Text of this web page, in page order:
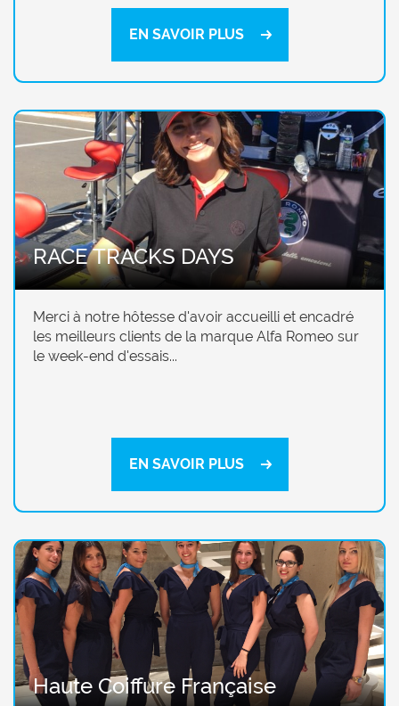
EN SAVOIR PLUS
RACE TRACKS DAYS
Merci à notre hôtesse d'avoir accueilli et encadré
les meilleurs clients de la marque Alfa Romeo sur
le week-end d'essais...
EN SAVOIR PLUS
Haute Coiffure Française